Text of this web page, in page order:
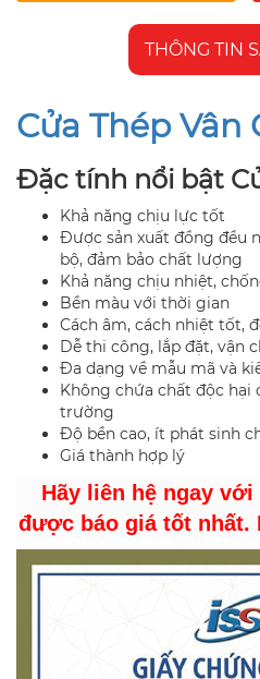
THÔNG TIN
Cửa Thép Vân
Đặc tính nổi bật
Khả năng chịu lực tốt
Được sản xuất đồng đều
bộ, đảm bảo chất lượng
Khả năng chịu nhiệt,
Bền màu với thời gian
Cách âm, cách nhiệt tốt,
Dễ thi công, lắp đặt, vận
Đa dạng về mẫu mã và
Không chứa chất độc hại
trường
Độ bền cao, ít phát sinh
Giá thành hợp lý
Hãy liên hệ ngay
được báo giá tốt nhất.